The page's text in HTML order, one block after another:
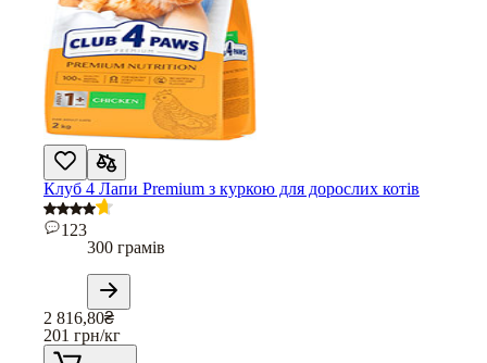
Клуб 4 Лапи Premium з куркою для дорослих котів
123
300 грамів
2 816,80₴
201 грн/кг